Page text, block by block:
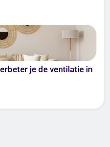
je de ventilatie in